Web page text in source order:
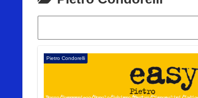
Pietro Condorelli